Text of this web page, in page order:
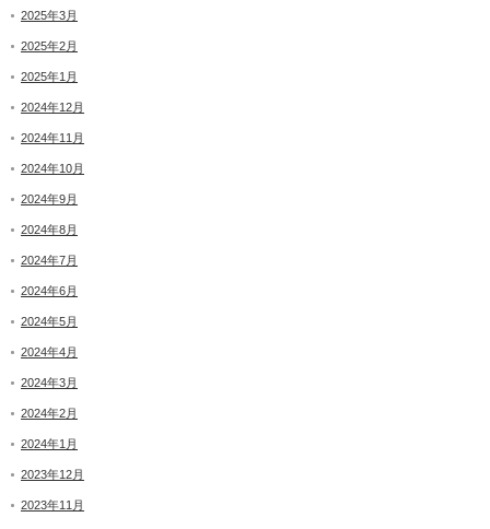
2025年3月
2025年2月
2025年1月
2024年12月
2024年11月
2024年10月
2024年9月
2024年8月
2024年7月
2024年6月
2024年5月
2024年4月
2024年3月
2024年2月
2024年1月
2023年12月
2023年11月